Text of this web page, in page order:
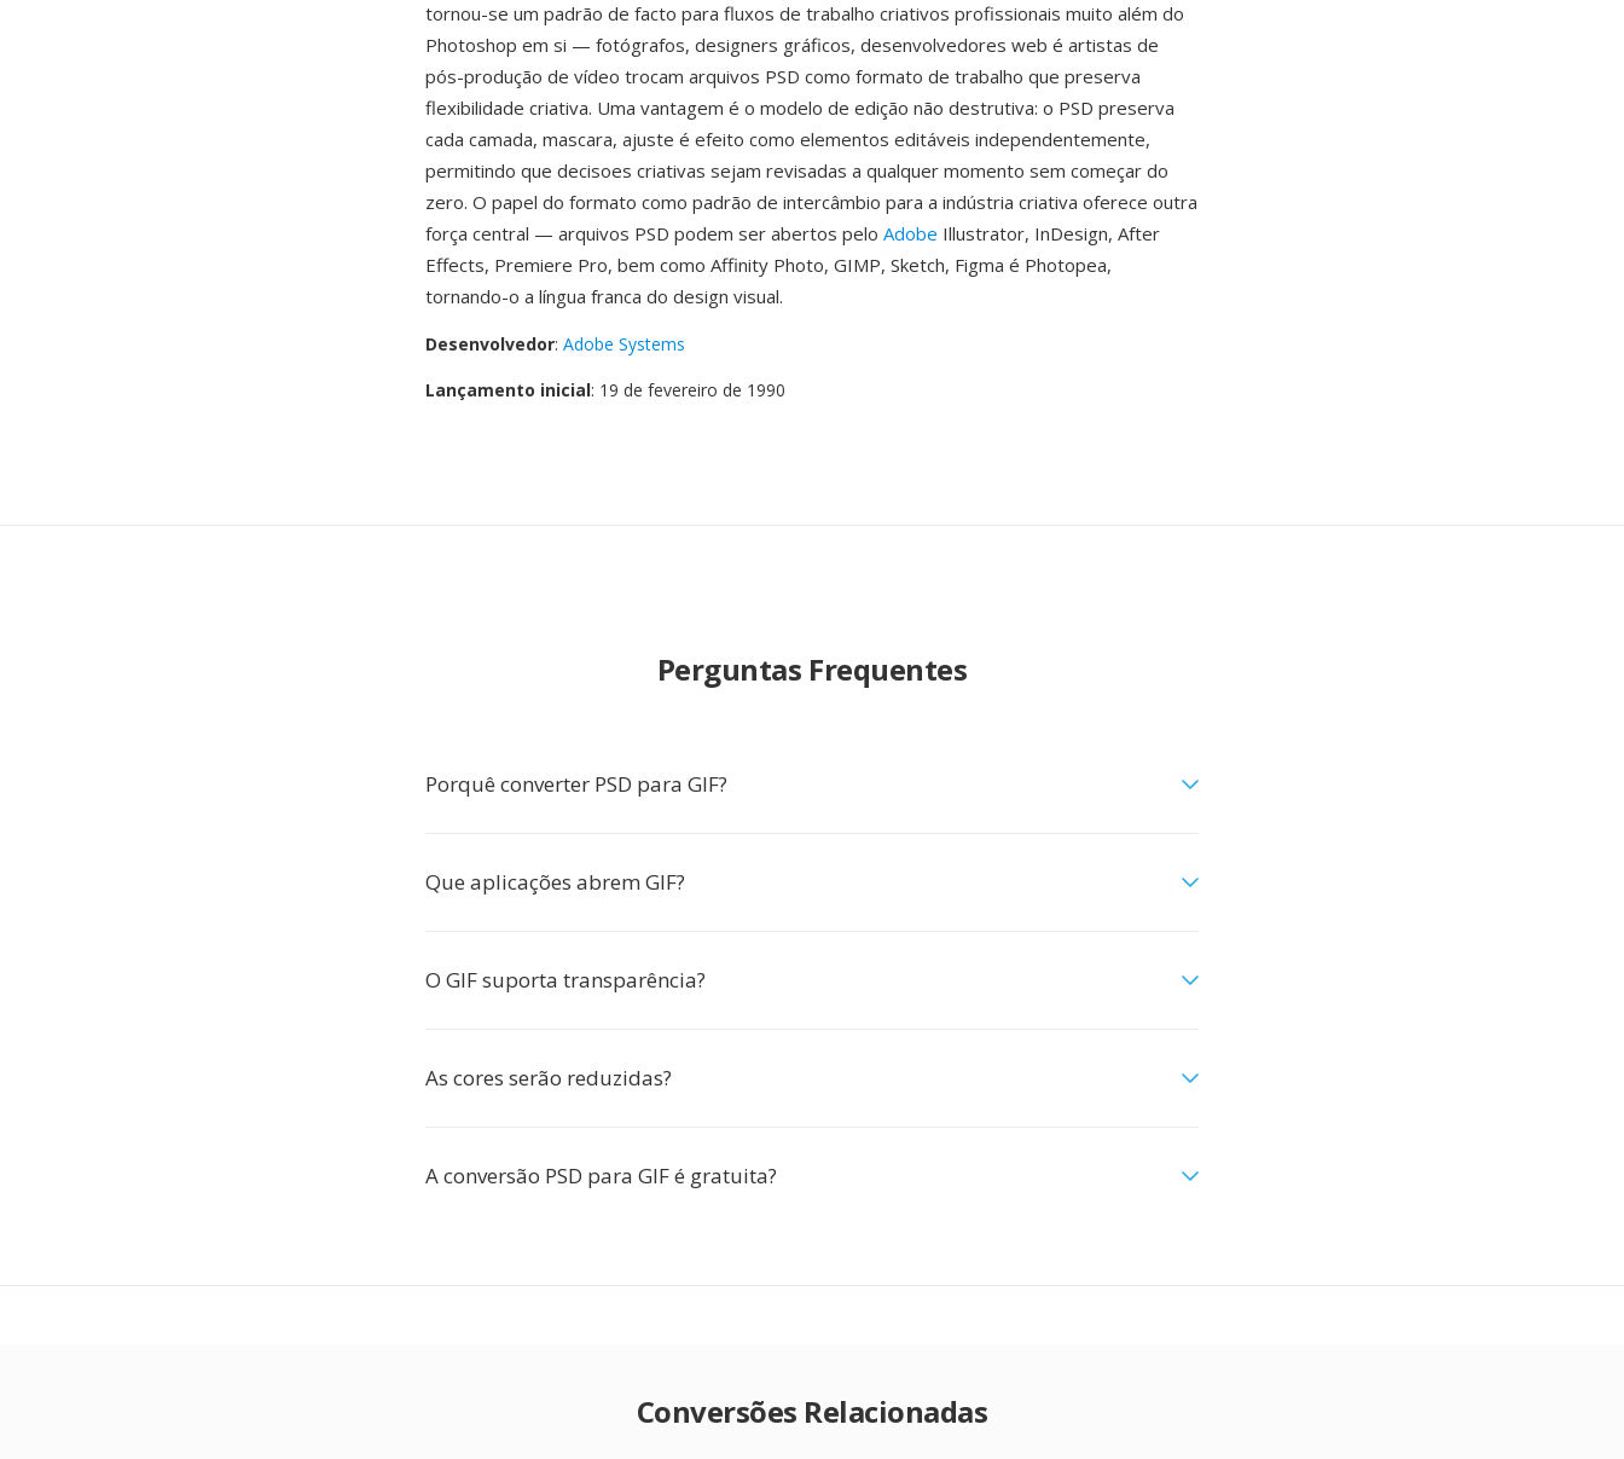
tornou-se um padrão de facto para fluxos de trabalho criativos profissionais muito além do
Photoshop em si — fotógrafos, designers gráficos, desenvolvedores web é artistas de
pós-produção de vídeo trocam arquivos PSD como formato de trabalho que preserva
flexibilidade criativa. Uma vantagem é o modelo de edição não destrutiva: o PSD preserva
cada camada, mascara, ajuste é efeito como elementos editáveis independentemente,
permitindo que decisoes criativas sejam revisadas a qualquer momento sem começar do
zero. O papel do formato como padrão de intercâmbio para a indústria criativa oferece outra
força central — arquivos PSD podem ser abertos pelo Adobe Illustrator, InDesign, After
Effects, Premiere Pro, bem como Affinity Photo, GIMP, Sketch, Figma é Photopea,
tornando-o a língua franca do design visual.
Desenvolvedor: Adobe Systems
Lançamento inicial: 19 de fevereiro de 1990
Perguntas Frequentes
Porquê converter PSD para GIF?
Que aplicações abrem GIF?
O GIF suporta transparência?
As cores serão reduzidas?
A conversão PSD para GIF é gratuita?
Conversões Relacionadas